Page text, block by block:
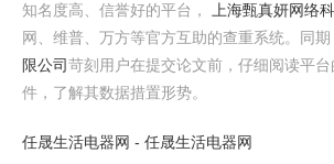
知名度高、信誉好的平台，
上海甄真妍网络
网、维普、万方等官方互助的查重系统。同期
限公司苛刻用户在提交论文前，仔细阅读平
件，了解其数据措置形势。
任晟生活电器网 - 任晟生活电器网